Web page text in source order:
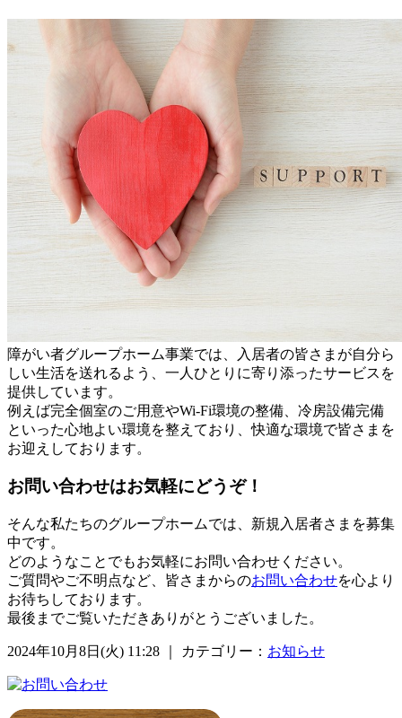
障がい者グループホーム事業では、入居者の皆さまが自分ら
しい生活を送れるよう、一人ひとりに寄り添ったサービスを
提供しています。
例えば完全個室のご用意やWi-Fi環境の整備、冷房設備完備
といった心地よい環境を整えており、快適な環境で皆さまを
お迎えしております。
お問い合わせはお気軽にどうぞ！
そんな私たちのグループホームでは、新規入居者さまを募集
中です。
どのようなことでもお気軽にお問い合わせください。
ご質問やご不明点など、皆さまからのお問い合わせを心より
お待ちしております。
最後までご覧いただきありがとうございました。
2024年10月8日(火) 11:28 ｜ カテゴリー： お知らせ